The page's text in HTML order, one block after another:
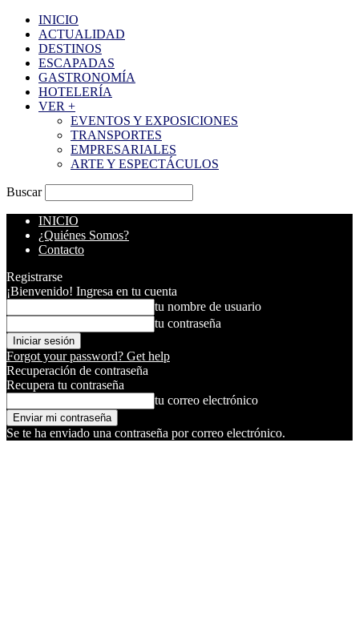
INICIO
ACTUALIDAD
DESTINOS
ESCAPADAS
GASTRONOMÍA
HOTELERÍA
VER +
EVENTOS Y EXPOSICIONES
TRANSPORTES
EMPRESARIALES
ARTE Y ESPECTÁCULOS
Buscar
INICIO
¿Quiénes Somos?
Contacto
Registrarse
¡Bienvenido! Ingresa en tu cuenta
tu nombre de usuario
tu contraseña
Forgot your password? Get help
Recuperación de contraseña
Recupera tu contraseña
tu correo electrónico
Se te ha enviado una contraseña por correo electrónico.